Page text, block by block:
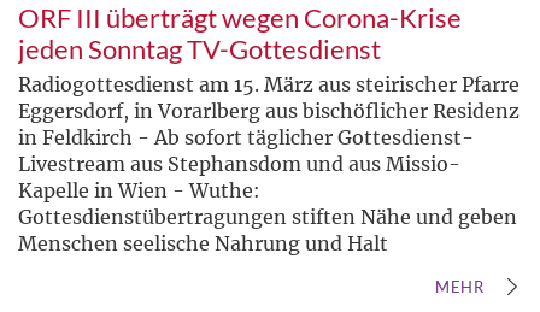
ORF III überträgt wegen Corona-Krise
jeden Sonntag TV-Gottesdienst
Radiogottesdienst am 15. März aus steirischer Pfarre
Eggersdorf, in Vorarlberg aus bischöflicher Residenz
in Feldkirch - Ab sofort täglicher Gottesdienst-
Livestream aus Stephansdom und aus Missio-
Kapelle in Wien - Wuthe:
Gottesdienstübertragungen stiften Nähe und geben
Menschen seelische Nahrung und Halt
MEHR